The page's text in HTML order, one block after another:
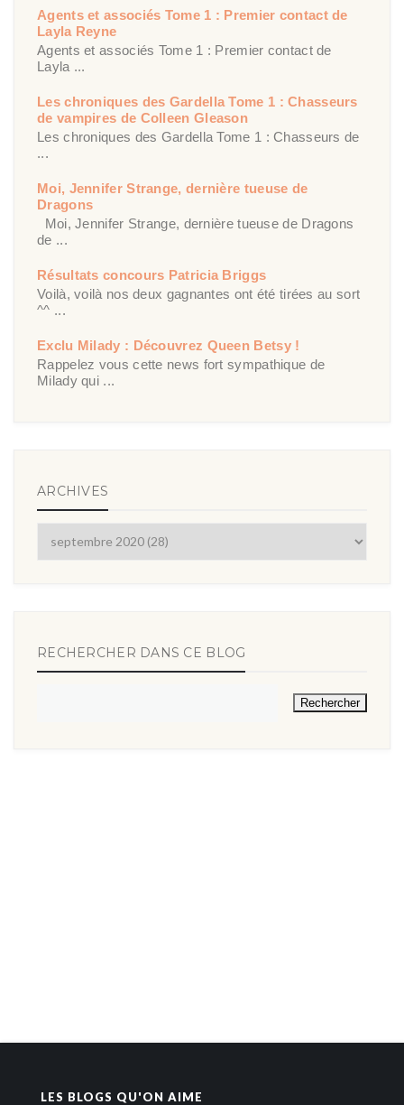
Agents et associés Tome 1 : Premier contact de
Layla Reyne
Agents et associés Tome 1 : Premier contact de
Layla ...
Les chroniques des Gardella Tome 1 : Chasseurs
de vampires de Colleen Gleason
Les chroniques des Gardella Tome 1 : Chasseurs de
...
Moi, Jennifer Strange, dernière tueuse de
Dragons
Moi, Jennifer Strange, dernière tueuse de Dragons
de ...
Résultats concours Patricia Briggs
Voilà, voilà nos deux gagnantes ont été tirées au sort
^^ ...
Exclu Milady : Découvrez Queen Betsy !
Rappelez vous cette news fort sympathique de
Milady qui ...
ARCHIVES
RECHERCHER DANS CE BLOG
LES BLOGS QU'ON AIME